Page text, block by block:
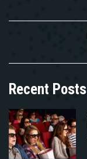
Recent Posts